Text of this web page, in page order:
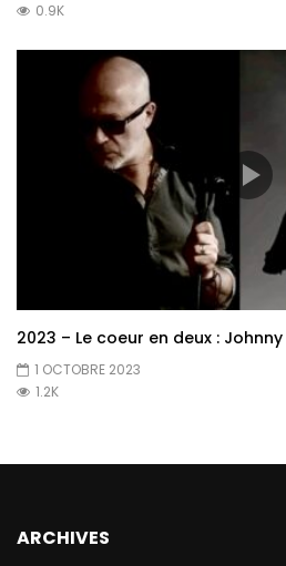
0.9K
2023 – Le coeur en deux :
1 OCTOBRE 2023
1.2K
ARCHIVES